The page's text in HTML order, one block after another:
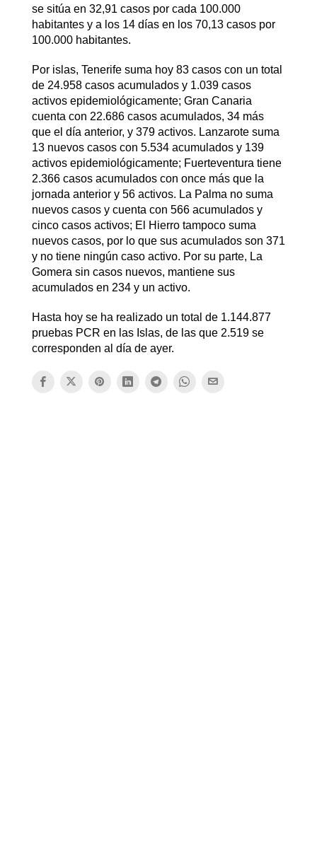
se sitúa en 32,91 casos por cada 100.000
habitantes y a los 14 días en los 70,13 casos por
100.000 habitantes.
Por islas, Tenerife suma hoy 83 casos con un total
de 24.958 casos acumulados y 1.039 casos
activos epidemiológicamente; Gran Canaria
cuenta con 22.686 casos acumulados, 34 más
que el día anterior, y 379 activos. Lanzarote suma
13 nuevos casos con 5.534 acumulados y 139
activos epidemiológicamente; Fuerteventura tiene
2.366 casos acumulados con once más que la
jornada anterior y 56 activos. La Palma no suma
nuevos casos y cuenta con 566 acumulados y
cinco casos activos; El Hierro tampoco suma
nuevos casos, por lo que sus acumulados son 371
y no tiene ningún caso activo. Por su parte, La
Gomera sin casos nuevos, mantiene sus
acumulados en 234 y un activo.
Hasta hoy se ha realizado un total de 1.144.877
pruebas PCR en las Islas, de las que 2.519 se
corresponden al día de ayer.